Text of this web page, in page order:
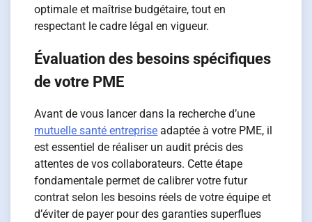
optimale et maîtrise budgétaire, tout en
respectant le cadre légal en vigueur.
Évaluation des besoins spécifiques
de votre PME
Avant de vous lancer dans la recherche d’une
mutuelle santé entreprise adaptée à votre PME, il
est essentiel de réaliser un audit précis des
attentes de vos collaborateurs. Cette étape
fondamentale permet de calibrer votre futur
contrat selon les besoins réels de votre équipe et
d’éviter de payer pour des garanties superflues